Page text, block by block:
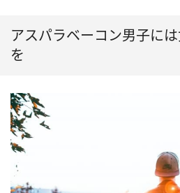
アスパラベーコン男子に
を